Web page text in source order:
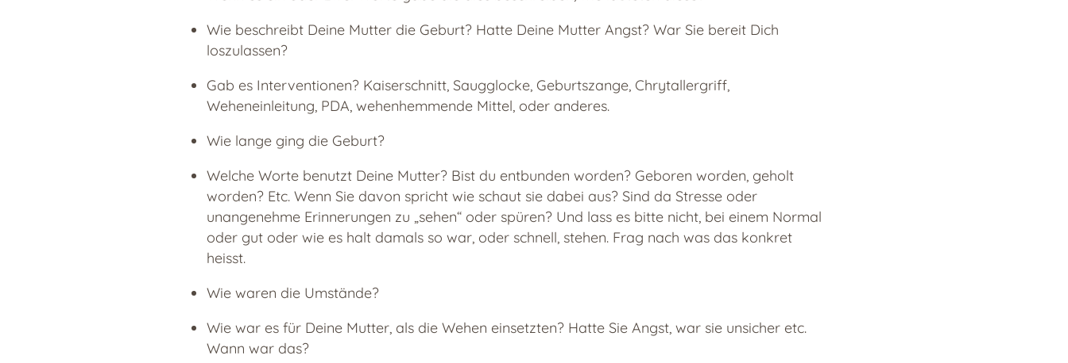
Wie beschreibt Deine Mutter die Geburt? Hatte Deine Mutter Angst? War Sie bereit Dich
loszulassen?
Gab es Interventionen? Kaiserschnitt, Saugglocke, Geburtszange, Chrytallergriff,
Weheneinleitung, PDA, wehenhemmende Mittel, oder anderes.
Wie lange ging die Geburt?
Welche Worte benutzt Deine Mutter? Bist du entbunden worden? Geboren worden, geholt
worden? Etc. Wenn Sie davon spricht wie schaut sie dabei aus? Sind da Stresse oder
unangenehme Erinnerungen zu „sehen“ oder spüren? Und lass es bitte nicht, bei einem Normal
oder gut oder wie es halt damals so war, oder schnell, stehen. Frag nach was das konkret
heisst.
Wie waren die Umstände?
Wie war es für Deine Mutter, als die Wehen einsetzten? Hatte Sie Angst, war sie unsicher etc.
Wann war das?